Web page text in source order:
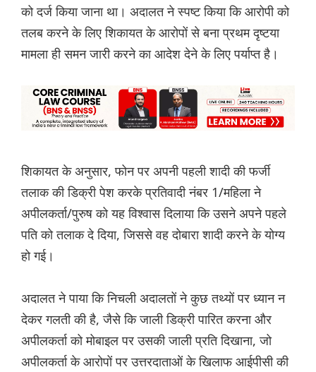
को दर्ज किया जाना था। अदालत ने स्पष्ट किया कि आरोपी को
तलब करने के लिए शिकायत के आरोपों से बना प्रथम दृष्टया
मामला ही समन जारी करने का आदेश देने के लिए पर्याप्त है।
शिकायत के अनुसार, फोन पर अपनी पहली शादी की फर्जी
तलाक की डिक्री पेश करके प्रतिवादी नंबर 1/महिला ने
अपीलकर्ता/पुरुष को यह विश्वास दिलाया कि उसने अपने पहले
पति को तलाक दे दिया, जिससे वह दोबारा शादी करने के योग्य
हो गई।
अदालत ने पाया कि निचली अदालतों ने कुछ तथ्यों पर ध्यान न
देकर गलती की है, जैसे कि जाली डिक्री पारित करना और
अपीलकर्ता को मोबाइल पर उसकी जाली प्रति दिखाना, जो
अपीलकर्ता के आरोपों पर उत्तरदाताओं के खिलाफ आईपीसी की